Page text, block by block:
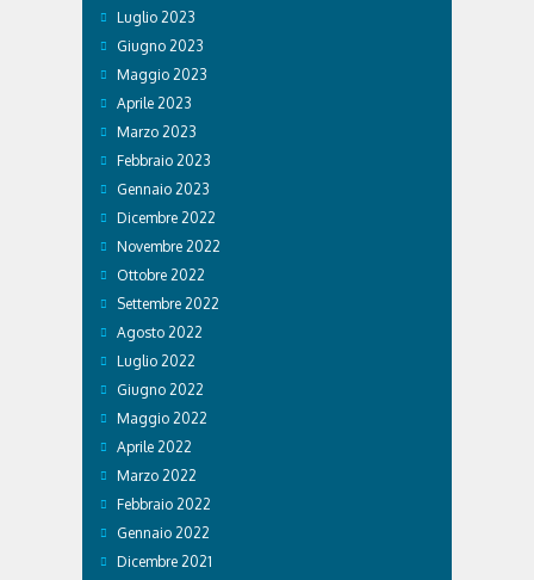
Luglio 2023
Giugno 2023
Maggio 2023
Aprile 2023
Marzo 2023
Febbraio 2023
Gennaio 2023
Dicembre 2022
Novembre 2022
Ottobre 2022
Settembre 2022
Agosto 2022
Luglio 2022
Giugno 2022
Maggio 2022
Aprile 2022
Marzo 2022
Febbraio 2022
Gennaio 2022
Dicembre 2021